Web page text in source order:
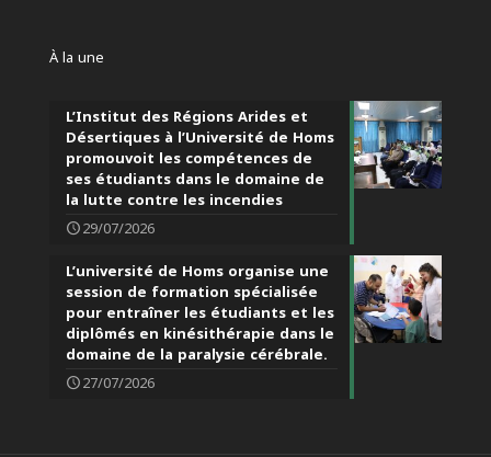
À la une
L’Institut des Régions Arides et
Désertiques à l’Université de Homs
promouvoit les compétences de
ses étudiants dans le domaine de
la lutte contre les incendies
29/07/2026
L’université de Homs organise une
session de formation spécialisée
pour entraîner les étudiants et les
diplômés en kinésithérapie dans le
domaine de la paralysie cérébrale.
27/07/2026